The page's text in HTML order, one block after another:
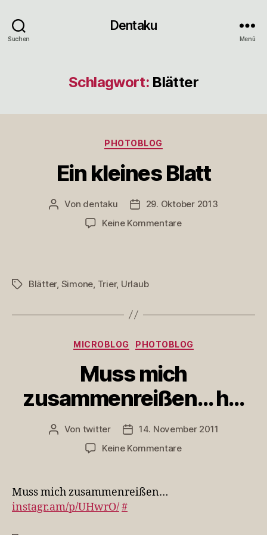
Suchen
Dentaku
Menü
Schlagwort: Blätter
Kategorien
PHOTOBLOG
Ein kleines Blatt
Beitragsautor
Von dentaku Veröffentlichungsdatum
29. Oktober 2013
Keine Kommentarezu
Schlagwörter
Blätter, Simone Trier, Urlaub
Kategorien
MICROBLOG PHOTOBLOG
Muss mich
zusammenreißen… h…
Beitragsautor
Von twitter Veröffentlichungsdatum
14. November 2011
Keine Kommentarezu
Muss mich zusammenreißen…
instagr.am/p/UHwrO/#